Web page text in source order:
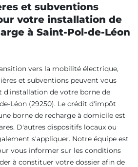
et subventions
votre installation de
à Saint-Pol-de-Léon
vers la mobilité électrique,
et subventions peuvent vous
d'installation de votre borne de
Léon (29250). Le crédit d'impôt
borne de recharge à domicile est
D'autres dispositifs locaux ou
s'appliquer. Notre équipe est
vous informer sur les conditions
à constituer votre dossier afin de